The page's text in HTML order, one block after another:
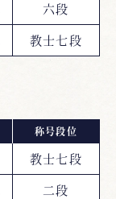
六段
教士七段
称号段位
教士七段
二段